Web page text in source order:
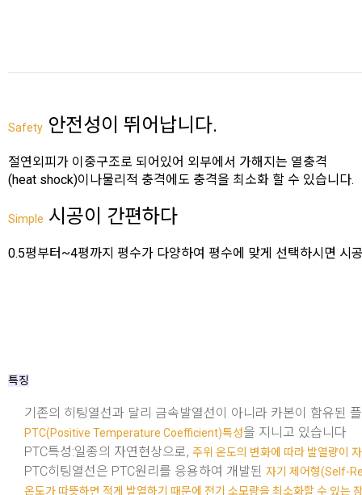
Safety 안전성이 뛰어납니다.
절연외피가 이중구조로 되어있어 외부에서 가해지는 열충격
(heat shock)이나물리적 충격에도 충격을 최소화 할 수 있습니다.
Simple 시공이 간편하다
0.5평부터~4평까지 평수가 다양하여 평수에 맞게 선택하시면 시
특징
기존의 히팅열선과 달리 금속발열선이 아니라 카본이 함유된
PTC(Positive Temperature Coefficient)특성을 지니고 있습니다
PTC특성:일종의 자연현상으로, 주위 온도의 변화에 따라 발열량이
PTC히팅열선은 PTC원리를 응용하여 개발된 자기 제어형(Self-
온도가 따뜻하면 적게 발열하기 때문에 전기 소모량을 최소화할 수 있는